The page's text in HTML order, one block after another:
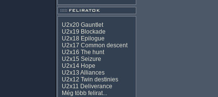
U2x20 Gauntlet
U2x19 Blockade
U2x18 Epilogue
U2x17 Common descent
U2x16 The hunt
U2x15 Seizure
U2x14 Hope
U2x13 Alliances
U2x12 Twin destinies
U2x11 Deliverance
Még több felirat...